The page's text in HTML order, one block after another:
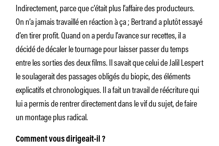
Indirectement, parce que c’était plus l’affaire des producteurs.
On n’a jamais travaillé en réaction à ça ; Bertrand a plutôt essayé
d’en tirer profit. Quand on a perdu l’avance sur recettes, il a
décidé de décaler le tournage pour laisser passer du temps
entre les sorties des deux films. Il savait que celui de Jalil Lespert
le soulagerait des passages obligés du biopic, des éléments
explicatifs et chronologiques. Il a fait un travail de réécriture qui
lui a permis de rentrer directement dans le vif du sujet, de faire
un montage plus radical.
Comment vous dirigeait-il ?